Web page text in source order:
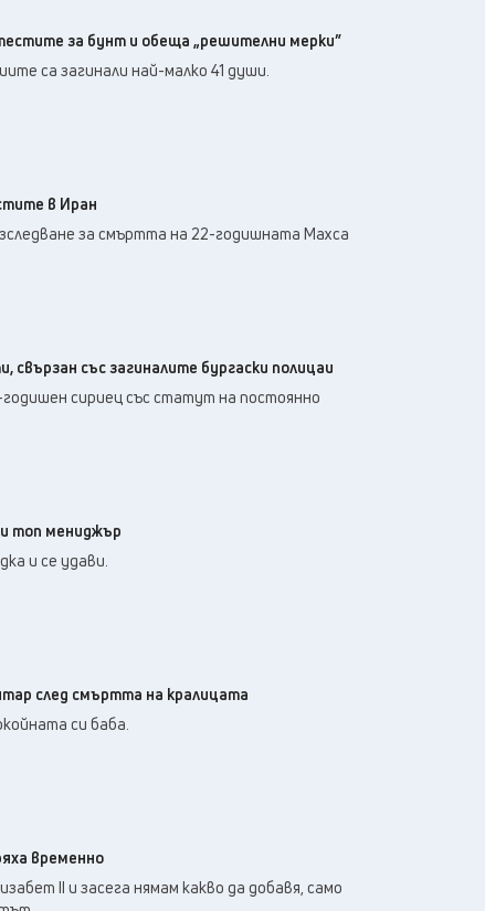
за бунт и обеща „решителни мерки”
са загинали най-малко 41 души.
в Иран
за смъртта на 22-годишната Махса
свързан със загиналите бургаски полицаи
сириец със статут на постоянно
топ мениджър
и се удави.
след смъртта на кралицата
си баба.
временно
II и засега нямам какво да добавя, само